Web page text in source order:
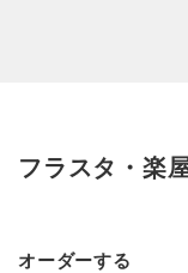
フラスタ・楽
オーダーする